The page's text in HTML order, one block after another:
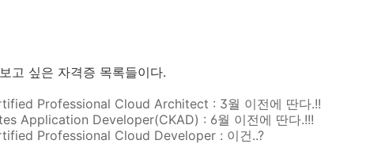
고 싶은 자격증 목록들이다.
Professional Cloud Architect : 3월 이전에 딴다.!!
Application Developer(CKAD) : 6월 이전에 딴다.!!!
Professional Cloud Developer : 이건..?